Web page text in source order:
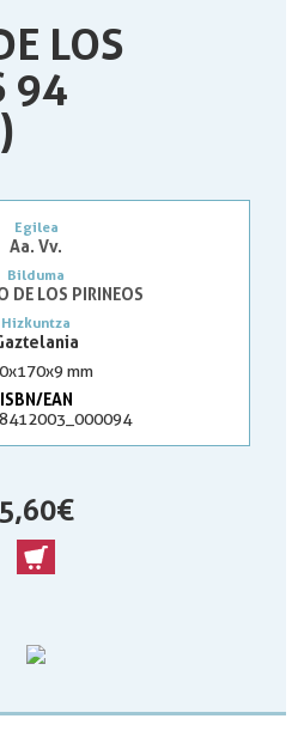
LOS
94
Egilea
Aa. Vv.
Bilduma
DE LOS PIRINEOS
Hizkuntza
mm
ISBN/EAN
5,60 €